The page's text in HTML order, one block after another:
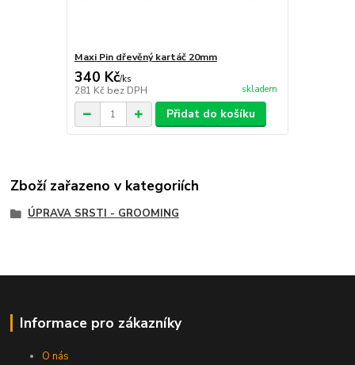
Maxi Pin dřevěný kartáč 20mm
340 Kč/ks
281 Kč bez DPH skladem
Přidat do košíku
Zboží zařazeno v kategoriích
ÚPRAVA SRSTI - GROOMING
Informace pro zákazníky
O nás